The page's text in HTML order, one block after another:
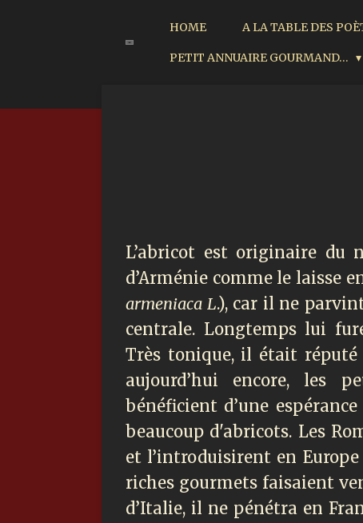
HOME A LA TABLE DES
PETIT ANNUAIRE GOURMAND…
L’abricot est originaire
d’Arménie comme le laisse
armeniaca L.), car il ne
centrale. Longtemps lui
Très tonique, il était
aujourd’hui encore, les
bénéficient d’une
beaucoup d'abricots. Les
et l’introduisirent en Europe
riches gourmets faisaient
d’Italie, il ne pénétra en